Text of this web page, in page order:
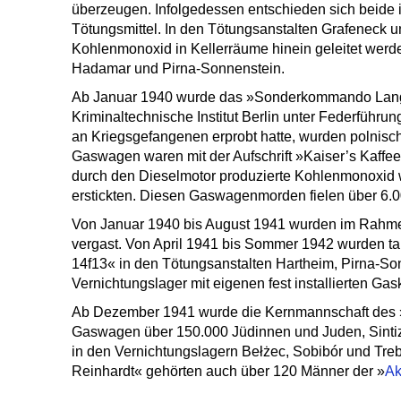
überzeugen. Infolgedessen entschieden sich beide
Tötungsmittel. In den Tötungsanstalten Grafeneck
Kohlenmonoxid in Kellerräume hinein geleitet
Hadamar und Pirna-Sonnenstein.
Ab Januar 1940 wurde das »Sonderkommando
Kriminaltechnische Institut Berlin unter
an Kriegsgefangenen erprobt hatte, wurden
Gaswagen waren mit der Aufschrift »Kaiser’s
durch den Dieselmotor produzierte
erstickten. Diesen Gaswagenmorden fielen über
Von Januar 1940 bis August 1941 wurden im
vergast. Von April 1941 bis Sommer 1942 wurden
14f13« in den Tötungsanstalten Hartheim, Pirna-
Vernichtungslager mit eigenen fest installierten
Ab Dezember 1941 wurde die Kernmannschaft
Gaswagen über 150.000 Jüdinnen und Juden,
in den Vernichtungslagern Bełżec, Sobibór und
Reinhardt« gehörten auch über 120 Männer der »